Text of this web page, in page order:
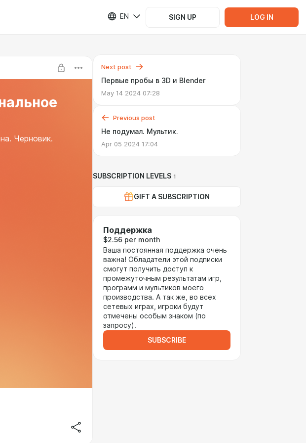
EN SIGN UP LOG IN
Черновик.
Next post
Первые пробы в 3D и Blender
May 14 2024 07:28
Previous post
Не подумал. Мультик.
Apr 05 2024 17:04
SUBSCRIPTION LEVELS 1
GIFT A SUBSCRIPTION
Поддержка
$2.56 per month
Ваша постоянная поддержка очень
важна! Обладатели этой подписки
смогут получить доступ к
промежуточным результатам игр,
программ и мультиков моего
производства. А так же, во всех
сетевых играх, игроки будут
отмечены особым знаком (по
запросу).
SUBSCRIBE